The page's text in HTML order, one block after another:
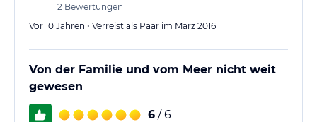
2 Bewertungen
Vor 10 Jahren • Verreist als Paar im März 2016
Von der Familie und vom Meer nicht weit
gewesen
6 / 6